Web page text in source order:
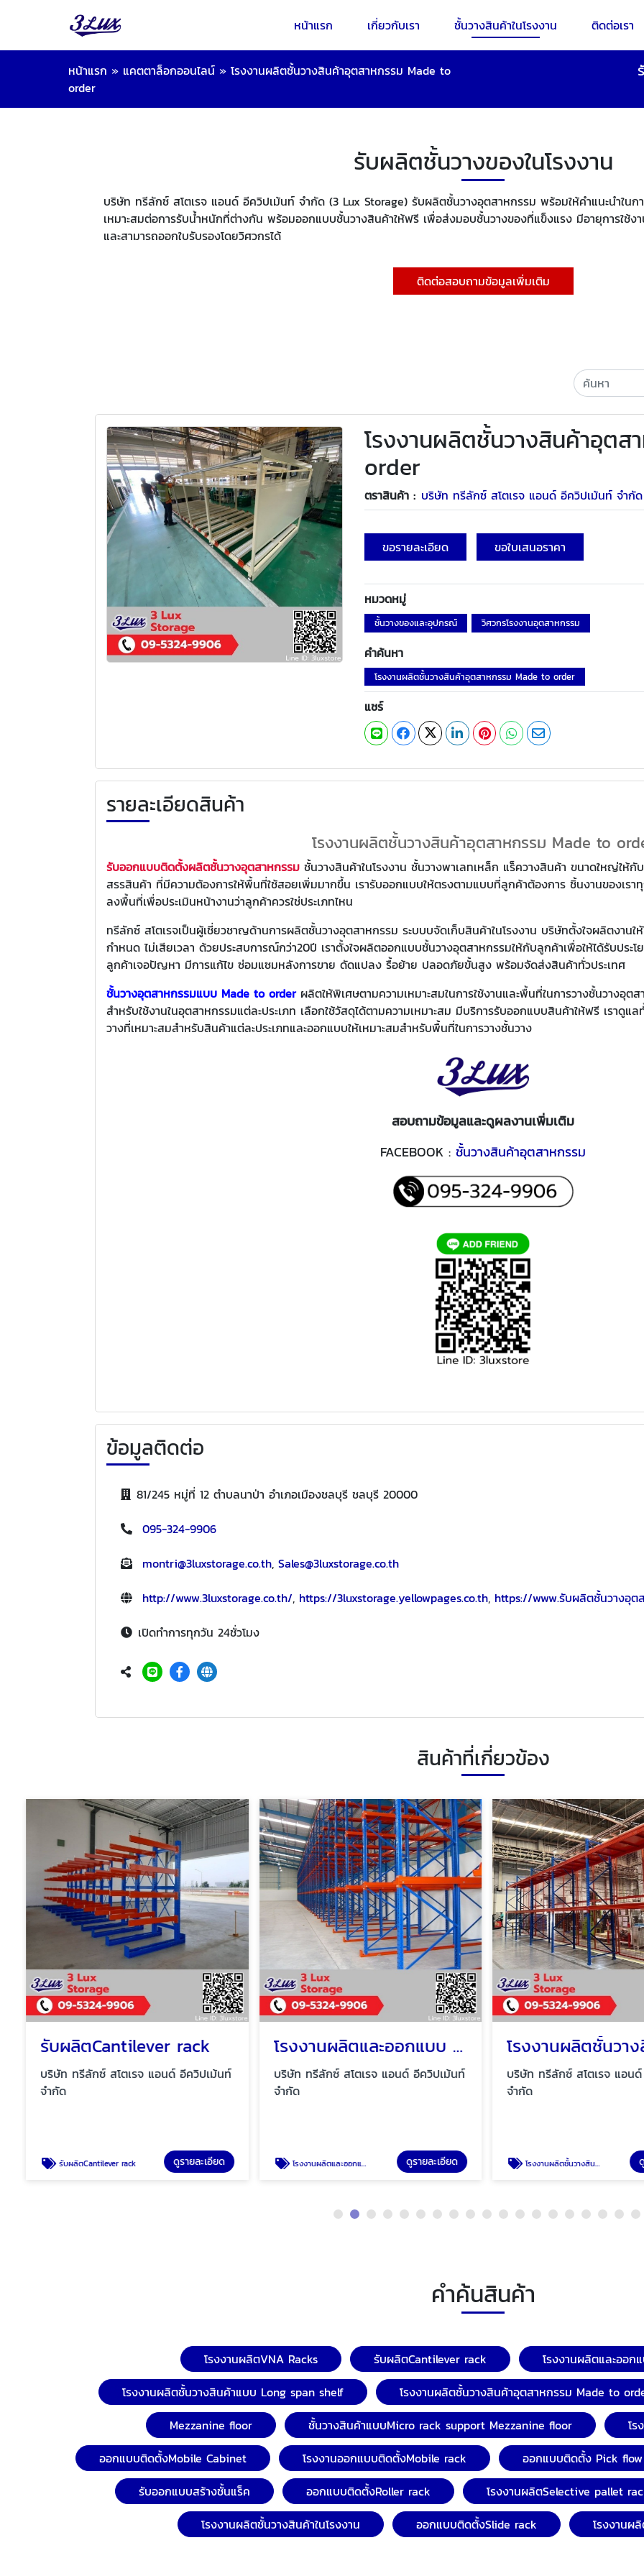
หน้าแรก เกี่ยวกับเรา ชั้นวางสินค้าในโรงงาน ติดต่อเรา
หน้าแรก » แคตตาล็อกออนไลน์ » โรงงานผลิตชั้นวางสินค้าอุตสาหกรรม Made to
order
รับผลิตชั้นวางของในโรงงาน
บริษัท ทรีลักซ์ สโตเรจ แอนด์ อีควิปเม้นท์ จำกัด (3 Lux Storage) รับผลิตชั้นวางอุตสาหกรรม พร้อมให้คำแนะนำในก
เหมาะสมต่อการรับน้ำหนักที่ต่างกัน พร้อมออกแบบชั้นวางสินค้าให้ฟรี เพื่อส่งมอบชั้นวางของที่แข็งแรง มีอายุการใช้
และสามารถออกใบรับรองโดยวิศวกรได้
ติดต่อสอบถามข้อมูลเพิ่มเติม
โรงงานผลิตชั้นวางสินค้าอุต
order
ตราสินค้า : บริษัท ทรีลักซ์ สโตเรจ แอนด์ อีควิปเม้นท์ จำกัด
ขอรายละเอียด ขอใบเสนอราคา
หมวดหมู่
ชั้นวางของและอุปกรณ์ วิศวกรโรงงานอุตสาหกรรม
คำค้นหา
โรงงานผลิตชั้นวางสินค้าอุตสาหกรรม Made to order
แชร์
รายละเอียดสินค้า
โรงงานผลิตชั้นวางสินค้าอุตสาหกรรม Made to
รับออกแบบติดตั้งผลิตชั้นวางอุตสาหกรรม ชั้นวางสินค้าในโรงงาน ชั้นวางพาเลทเหล็ก แร็ควางสินค้า ขนาดใหญ่ให้
สรรสินค้า ที่มีความต้องการให้พื้นที่ใช้สอยเพิ่มมากขึ้น เรารับออกแบบให้ตรงตามแบบที่ลูกค้าต้องการ ชิ้นงานของเร
ลงพื้นที่เพื่อประเมินหน้างานว่าลูกค้าควรใช่ประเภทไหน
ทรีลักซ์ สโตเรจเป็นผู้เชี่ยวชาญด้านการผลิตชั้นวางอุตสาหกรรม ระบบบจัดเก็บสินค้าในโรงงาน บริษัทตั้งใจผลิตงา
กำหนด ไม่เสียเวลา ด้วยประสบการณ์กว่า20ปี เราตั้งใจผลิตออกแบบชั้นวางอุตสาหกรรมให้กับลูกค้าเพื่อให้ได้รับปร
ลูกค้าเจอปัญหา มีการแก้ไข ซ่อมแซมหลังการขาย ดัดแปลง รื้อย้าย ปลอดภัยขั้นสูง พร้อมจัดส่งสินค้าทั่วประเทศ
ชั้นวางอุตสาหกรรมแบบ Made to orderผลิตให้พิเศษตามความเหมาะสมในการใช้งานและพื้นที่ในการวางชั้นวางอุ
สำหรับใช้งานในอุตสาหกรรมแต่ละประเภท เลือกใช้วัสดุได้ตามความเหมาะสม มีบริการรับออกแบบสินค้าให้ฟรี เราดู
วางที่เหมาะสมสำหรับสินค้าแต่ละประเภทและออกแบบให้เหมาะสมสำหรับพื้นที่ในการวางชั้นวาง
สอบถามข้อมูลและดูผลงานเพิ่มเติม
FACEBOOK : ชั้นวางสินค้าอุตสาหกรรม
ข้อมูลติดต่อ
81/245 หมู่ที่ 12 ตำบลนาป่า อำเภอเมืองชลบุรี ชลบุรี 20000
095-324-9906
montri@3luxstorage.co.th, Sales@3luxstorage.co.th
http://www.3luxstorage.co.th/, https://3luxstorage.yellowpages.co.th, https://www.รับผลิตชั้นวางอุต
เปิดทำการทุกวัน 24ชั่วโมง
สินค้าที่เกี่ยวข้อง
รับผลิตCantilever rack
บริษัท ทรีลักซ์ สโตเรจ แอนด์ อีควิปเม้นท์
จำกัด
รับผลิตCantilever rack ดูรายละเอียด
โรงงานผลิตและออกแบบ Drive in pallet rack
บริษัท ทรีลักซ์ สโตเรจ แอนด์ อีควิปเม้นท์
จำกัด
โรงงานผลิตและออกแบบ Drive in pallet rack ดูรายละเอียด
บริษัท ทรีลักซ์ สโตเรจ แอนด์
จำกัด
โรงงานผลิตชั้นวางสินค้าแบบ Long span shelf
คำค้นสินค้า
โรงงานผลิตVNA Racks รับผลิตCantilever rack
โรงงานผลิตและออ
โรงงานผลิตชั้นวางสินค้าแบบ Long span shelf
โรงงานผลิตชั้นวางสินค้าอุตสาหกรรม Made to
Mezzanine floor
ชั้นวางสินค้าแบบMicro rack support Mezzanine floor
โ
ออกแบบติดตั้งMobile Cabinet
โรงงานออกแบบติดตั้งMobile rack ออกแบบติดตั้ง Pick
รับออกแบบสร้างชั้นแร็ค
ออกแบบติดตั้งRoller rack โรงงานผลิตSelective pallet
โรงงานผลิตชั้นวางสินค้าในโรงงาน
ออกแบบติดตั้งSlide rack โรงงานผ